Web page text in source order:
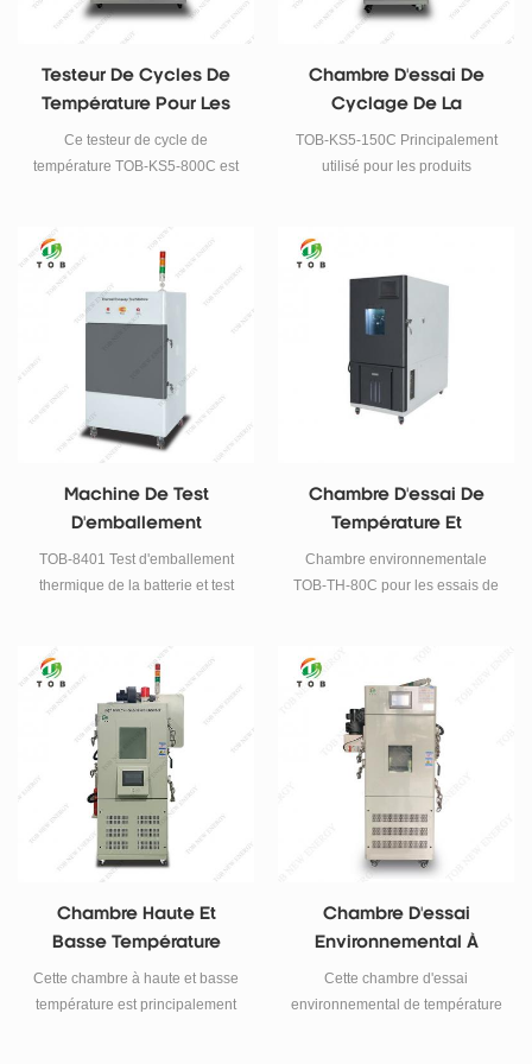
chaleur humide, etc.
L'environnement simule un test
Testeur De Cycles De
Température Pour Les
Tests De Sécurité Des
Batteries
Ce testeur de cycle de
température TOB-KS5-800C est
électroniques, de composants et
d'autres matériaux à haute et
basse température, de
changement de température, etc.
Test de fiabilité de simulation
d'environnement.
Chambre D'essai De
Cyclage De La
Température
TOB-KS5-150C Principalement
utilisé pour les produits
composants à haute et basse
température, le changement de
température, etc.
L'environnement simule le test
Machine De Test
D'emballement
Thermique Pour
Batterie Lithium-Ion
TOB-8401 Test d'emballement
thermique de la batterie et test
rechargeable.
Chambre D'essai De
Température Et
D'humidité Pour Les
Essais De Fiabilité Des
Chambre environnementale
TOB-TH-80C pour les essais de
L. Fonctions de sécurité
intégrées pour la fiabilité des
cellules lithium-ion, les cycles et
les essais de chaleur humide.
Conforme aux normes IEC/GB.
Chambre Haute Et
Basse Température
Cette chambre à haute et basse
température est principalement
Chambre D'essai
Environnemental À
Haute Basse
Température
Cette chambre d'essai
environnemental de température